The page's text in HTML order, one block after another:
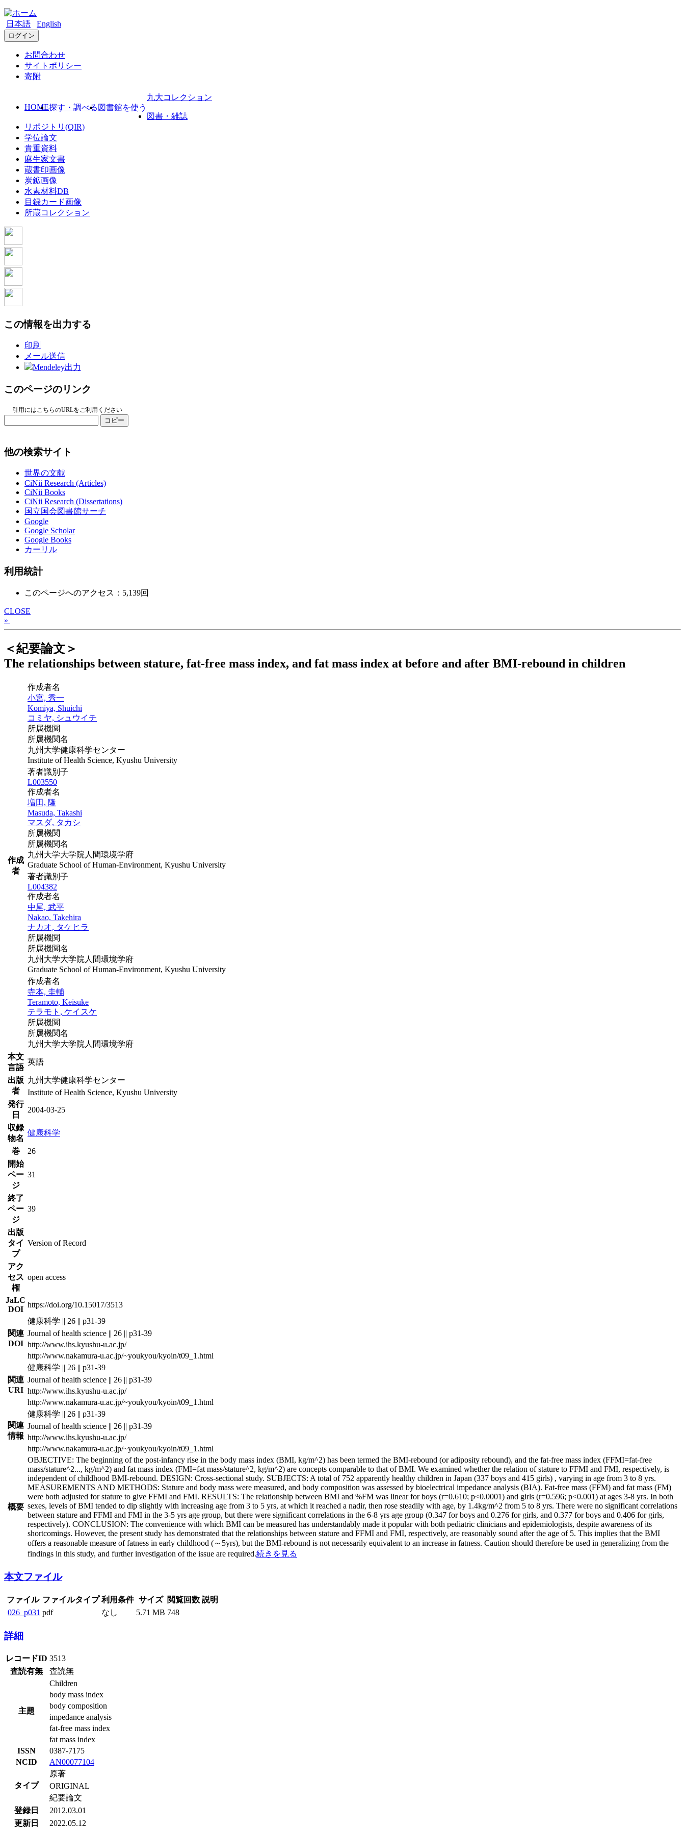
日本語 English
ログイン
お問合わせ
サイトポリシー
寄附
HOME探す・調べる 図書館を使う
九大コレクション
図書・雑誌
リポジトリ(QIR)
学位論文
貴重資料
麻生家文書
蔵書印画像
炭鉱画像
水素材料DB
目録カード画像
所蔵コレクション
この情報を出力する
印刷
メール送信
Mendeley出力
このページのリンク
引用にはこちらのURLをご利用ください
コピー
他の検索サイト
世界の文献
CiNii Research (Articles)
CiNii Books
CiNii Research (Dissertations)
国立国会図書館サーチ
Google
Google Scholar
Google Books
カーリル
利用統計
このページへのアクセス：5,139回
CLOSE
»
＜紀要論文＞
The relationships between stature, fat-free mass index, and fat mass index at before and after BMI-rebound in children
作成
者
作成者名
小宮, 秀一
Komiya, Shuichi
コミヤ, シュウイチ
所属機関
所属機関名
九州大学健康科学センター
Institute of Health Science, Kyushu University
著者識別子
L003550
作成者名
増田, 隆
Masuda, Takashi
マスダ, タカシ
所属機関
所属機関名
九州大学大学院人間環境学府
Graduate School of Human-Environment, Kyushu University
著者識別子
L004382
作成者名
中尾, 武平
Nakao, Takehira
ナカオ, タケヒラ
所属機関
所属機関名
九州大学大学院人間環境学府
Graduate School of Human-Environment, Kyushu University
作成者名
寺本, 圭輔
Teramoto, Keisuke
テラモト, ケイスケ
所属機関
所属機関名
九州大学大学院人間環境学府
本文
言語
英語
出版
者
九州大学健康科学センター
Institute of Health Science, Kyushu University
発行
日
2004-03-25
収録
物名
健康科学
巻
26
開始
ペー
ジ
31
終了
ペー
ジ
39
出版
タイ
プ
Version of Record
アク
セス
権
open access
JaLC
DOI
https://doi.org/10.15017/3513
関連
DOI
健康科学 || 26 || p31-39
Journal of health science || 26 || p31-39
http://www.ihs.kyushu-u.ac.jp/
http://www.nakamura-u.ac.jp/~youkyou/kyoin/t09_1.html
関連
URI
健康科学 || 26 || p31-39
Journal of health science || 26 || p31-39
http://www.ihs.kyushu-u.ac.jp/
http://www.nakamura-u.ac.jp/~youkyou/kyoin/t09_1.html
関連
情報
健康科学 || 26 || p31-39
Journal of health science || 26 || p31-39
http://www.ihs.kyushu-u.ac.jp/
http://www.nakamura-u.ac.jp/~youkyou/kyoin/t09_1.html
概要
OBJECTIVE: The beginning of the post-infancy rise in the body mass index (BMI, kg/m^2) has been termed the BMI-rebound (or adiposity rebound), and the fat-free mass index (FFMI=fat-free
mass/stature^2..., kg/m^2) and fat mass index (FMI=fat mass/stature^2, kg/m^2) are concepts comparable to that of BMI. We examined whether the relation of stature to FFMI and FMI, respectively, is
independent of childhood BMI-rebound. DESIGN: Cross-sectional study. SUBJECTS: A total of 752 apparently healthy children in Japan (337 boys and 415 girls) , varying in age from 3 to 8 yrs.
MEASUREMENTS AND METHODS: Stature and body mass were measured, and body composition was assessed by bioelectrical impedance analysis (BIA). Fat-free mass (FFM) and fat mass (FM)
were both adjusted for stature to give FFMI and FMI. RESULTS: The relationship between BMI and %FM was linear for boys (r=0.610; p<0.0001) and girls (r=0.596; p<0.001) at ages 3-8 yrs. In both
sexes, levels of BMI tended to dip slightly with increasing age from 3 to 5 yrs, at which it reached a nadir, then rose steadily with age, by 1.4kg/m^2 from 5 to 8 yrs. There were no significant correlations
between stature and FFMI and FMI in the 3-5 yrs age group, but there were significant correlations in the 6-8 yrs age group (0.347 for boys and 0.276 for girls, and 0.377 for boys and 0.406 for girls,
respectively). CONCLUSION: The convenience with which BMI can be measured has understandably made it popular with both pediatric clinicians and epidemiologists, despite awareness of its
shortcomings. However, the present study has demonstrated that the relationships between stature and FFMI and FMI, respectively, are reasonably sound after the age of 5. This implies that the BMI
offers a reasonable measure of fatness in early childhood (～5yrs), but the BMI-rebound is not necessarily equivalent to an increase in fatness. Caution should therefore be used in generalizing from the
findings in this study, and further investigation of the issue are required.続きを見る
本文ファイル
ファイル ファイルタイプ 利用条件 サイズ 閲覧回数 説明
026_p031 pdf なし 5.71 MB 748
詳細
レコードID 3513
査読有無
査読無
主題
Children
body mass index
body composition
impedance analysis
fat-free mass index
fat mass index
ISSN
0387-7175
NCID
AN00077104
タイプ
原著
ORIGINAL
紀要論文
登録日
2012.03.01
更新日
2022.05.12